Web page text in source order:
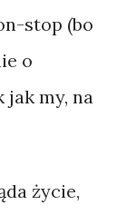
stop (bo
o
jak my, na
życie,